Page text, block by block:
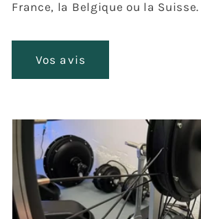
France, la Belgique ou la Suisse.
Vos avis